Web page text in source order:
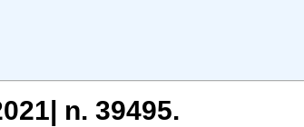
n. 39495.